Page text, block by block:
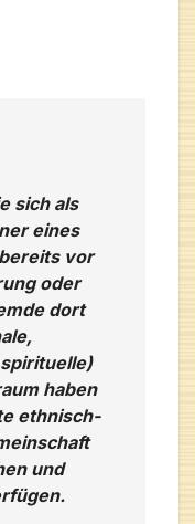
sich als
eines
vor
oder
dort
haben
ethnisch-
und